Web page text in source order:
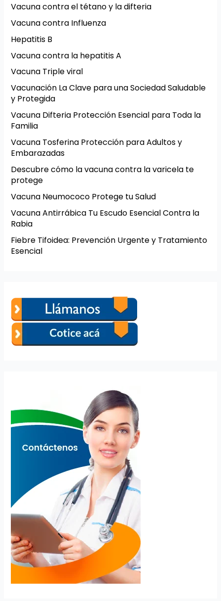
Vacuna contra el tétano y la difteria
Vacuna contra Influenza
Hepatitis B
Vacuna contra la hepatitis A
Vacuna Triple viral
Vacunación La Clave para una Sociedad Saludable
y Protegida
Vacuna Difteria Protección Esencial para Toda la
Familia
Vacuna Tosferina Protección para Adultos y
Embarazadas
Descubre cómo la vacuna contra la varicela te
protege
Vacuna Neumococo Protege tu Salud
Vacuna Antirrábica Tu Escudo Esencial Contra la
Rabia
Fiebre Tifoidea: Prevención Urgente y Tratamiento
Esencial